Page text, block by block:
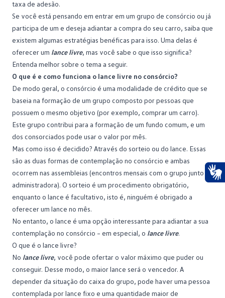
taxa de adesão.
Se você está pensando em entrar em um grupo de consórcio ou já
participa de um e deseja adiantar a compra do seu carro, saiba que
existem algumas estratégias benéficas para isso. Uma delas é
oferecer um lance livre, mas você sabe o que isso significa?
Entenda melhor sobre o tema a seguir.
O que é e como funciona o lance livre no consórcio?
De modo geral, o consórcio é uma modalidade de crédito que se
baseia na formação de um grupo composto por pessoas que
possuem o mesmo objetivo (por exemplo, comprar um carro).
Este grupo contribui para a formação de um fundo comum, e um
dos consorciados pode usar o valor por mês.
Mas como isso é decidido? Através do sorteio ou do lance. Essas
são as duas formas de contemplação no consórcio e ambas
ocorrem nas assembleias (encontros mensais com o grupo junto à
administradora). O sorteio é um procedimento obrigatório,
enquanto o lance é facultativo, isto é, ninguém é obrigado a
oferecer um lance no mês.
No entanto, o lance é uma opção interessante para adiantar a sua
contemplação no consórcio – em especial, o lance livre.
O que é o lance livre?
No lance livre, você pode ofertar o valor máximo que puder ou
conseguir. Desse modo, o maiorlance será o vencedor. A
depender da situação do caixa do grupo, pode haver uma pessoa
contemplada por lance fixo e uma quantidade maior de